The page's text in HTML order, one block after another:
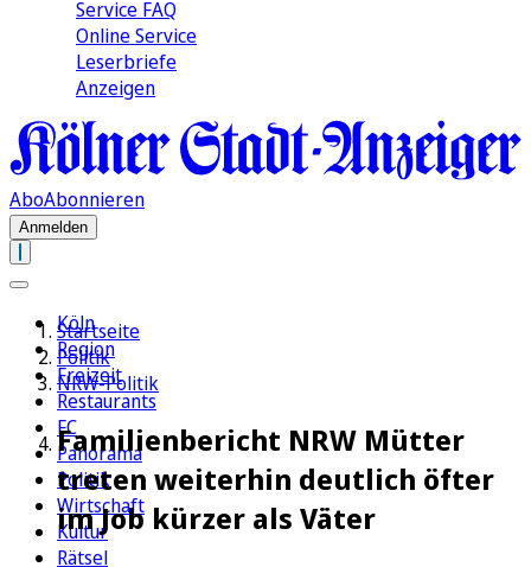
Service FAQ
Online Service
Leserbriefe
Anzeigen
AboAbonnieren
Anmelden
Köln
Region
Freizeit
Restaurants
FC
Panorama
Politik
Wirtschaft
Kultur
Rätsel
Startseite
Politik
NRW-Politik
Familienbericht NRW Mütter
treten weiterhin deutlich öfter
im Job kürzer als Väter